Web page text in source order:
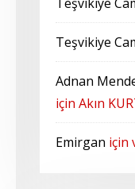
Teşvikiye
Adnan
için Akın
Emirgan için